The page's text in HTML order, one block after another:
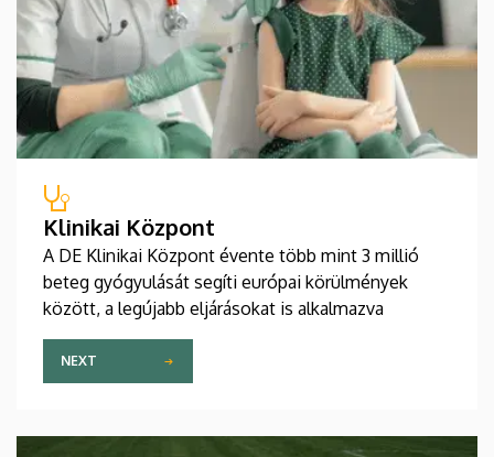
Klinikai Központ
A DE Klinikai Központ évente több mint 3 millió
beteg gyógyulását segíti európai körülmények
között, a legújabb eljárásokat is alkalmazva
NEXT